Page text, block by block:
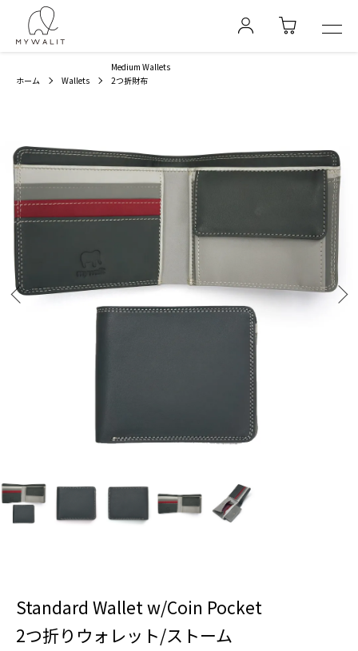
ホーム Wallets
Medium Wallets
2つ折財布
Standard Wallet w/Coin Pocket
2つ折りウォレット/ストーム